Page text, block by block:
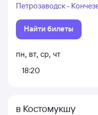
Петрозаводск -
Найти билеты
пн, вт, ср, чт
18:20
в Костомукшу